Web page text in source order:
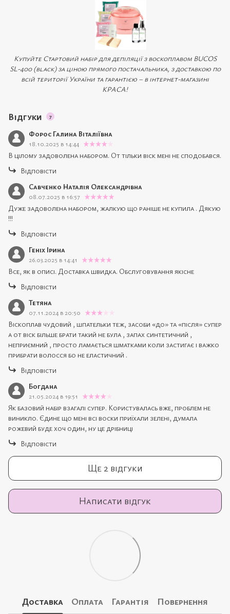
Купуйте Стартовий набір для депіляції з воскоплавом BUCOS
SL-400 (black) за ціною прямого постачальника, з доставкою по
всій території України та гарантією – в інтернет-магазині
КРАСА!
Відгуки 7
Форос Галина Віталіївна
18.10.2025 в 14:44
В цілому задоволена набором. От тільки віск мені не сподобався.
Відповісти
Савченко Наталія Олександрівна
08.07.2025 в 16:57
Дуже задоволена набором, жалкую що раніше не купила . Дякую
!!!
Відповісти
Геніх Ірина
26.03.2025 в 14:41
Все, як в описі. Доставка швидка. Обслуговування якісне
Відповісти
Тетяна
07.11.2024 в 20:50
Віскоплав чудовий , шпательки теж, засоби «до» та «після» супер
а от віск більше брати такий не була , запах синтетичний ,
неприємний , просто ламається шматками коли застигає і важко
прибрати волосся бо не еластичний .
Відповісти
Богдана
21.05.2024 в 19:51
Як базовий набір взагалі супер. Користувалась вже, проблем не
виникло. Єдине що мені всі воски приїхали зелені, думала
рожевий буде хоч один, ну це дрібниці
Відповісти
Ще 2 відгуки
Написати відгук
Доставка Оплата Гарантія Повернення